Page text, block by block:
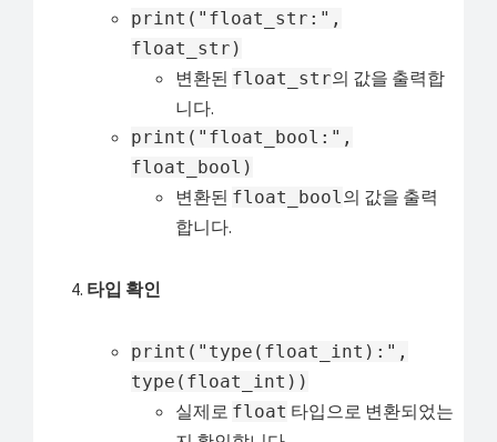
print("float_str:",
float_str)
변환된 float_str의 값을 출력합
니다.
print("float_bool:",
float_bool)
변환된 float_bool의 값을 출력
합니다.
타입 확인
print("type(float_int):",
type(float_int))
실제로 float 타입으로 변환되었는